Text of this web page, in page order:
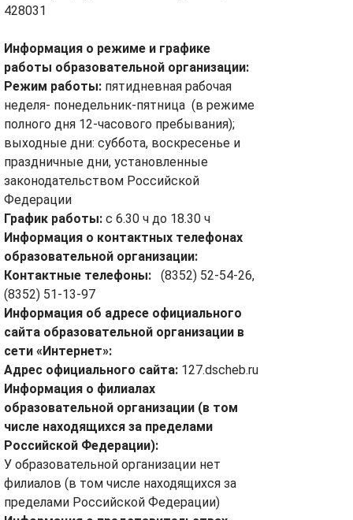
428031
Информация о режиме и графике
работы образовательной организации:
Режим работы: пятидневная рабочая
неделя- понедельник-пятница (в режиме
полного дня 12-часового пребывания);
выходные дни: суббота, воскресенье и
праздничные дни, установленные
законодательством Российской
Федерации
График работы: с 6.30 ч до 18.30 ч
Информация о контактных телефонах
образовательной организации:
Контактные телефоны:
(8352) 52-54-26,
(8352) 51-13-97
Информация об адресе официального
сайта образовательной организации в
сети «Интернет»:
Адрес официального сайта: 127.dscheb.ru
Информация о филиалах
образовательной организации (в том
числе находящихся за пределами
Российской Федерации):
У образовательной организации нет
филиалов (в том числе находящихся за
пределами Российской Федерации)